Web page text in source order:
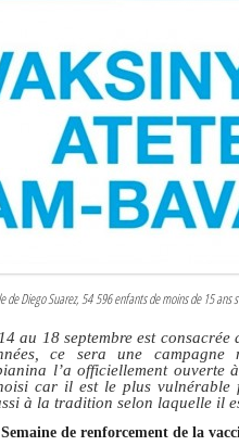
de Diego Suarez, 54 596 enfants de moins de 15
au 18 septembre est
ce sera une
l’a officiellement ouverte
car il est le plus vulnérable
à la tradition selon laquelle il
de renforcement de la